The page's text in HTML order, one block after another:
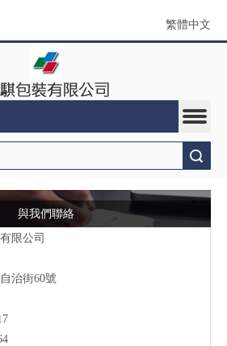
繁體中文
與我們聯絡
限公司
治街60號